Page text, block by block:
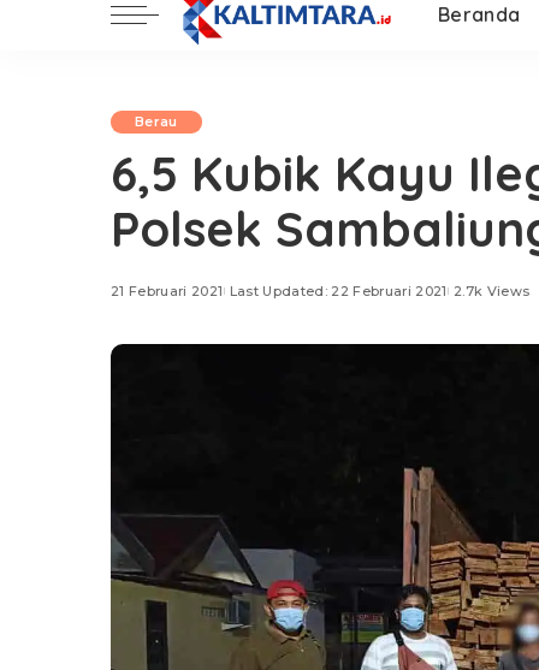
Beranda
Berau
6,5 Kubik Kayu
Polsek
21 Februari 2021 Last Updated: 22 Februari 2021 2.7k Views